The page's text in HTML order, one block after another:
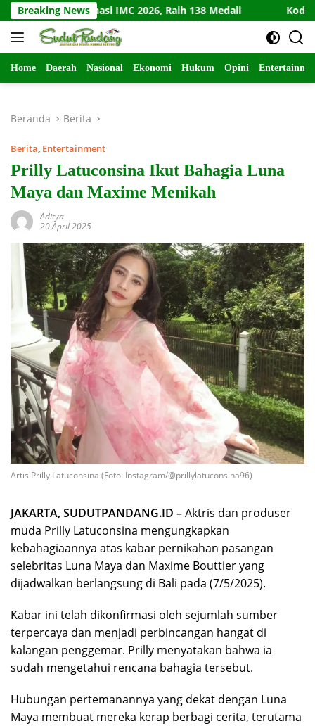
Langsung
ke
konten
Breaking News
Dominasi IMC 2026, Raih 138 Medali Kodim Kediri
Home Daerah Nasional Ekonomi Hukum Opini
Beranda Berita
Berita, Entertainment
Prilly Latuconsina Ikut Bahagia Luna
Maya dan Maxime Menikah
Aditya
20 April 2025
Artis Prilly Latuconsina (Foto: Instagram/@prillylatuconsina96)
JAKARTA, SUDUTPANDANG.ID –Aktris dan produser
muda Prilly Latuconsina mengungkapkan
kebahagiaannya atas kabar pernikahan pasangan
selebritas Luna Maya dan Maxime Bouttier yang
dijadwalkan berlangsung di Bali pada (7/5/2025).
Kabar ini telah dikonfirmasi oleh sejumlah sumber
terpercaya dan menjadi perbincangan hangat di
kalangan penggemar. Prilly menyatakan bahwa ia
sudah mengetahui rencana bahagia tersebut.
Hubungan pertemanannya yang dekat dengan Luna
Maya membuat mereka kerap berbagi cerita, terutama